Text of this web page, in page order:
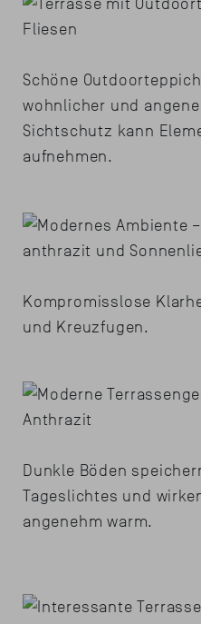
Schöne
wohnlicher und
Sichtschutz kann
aufnehmen.
Kompromisslose
und Kreuzfugen.
Dunkle Böden
Tageslichtes und
angenehm warm.